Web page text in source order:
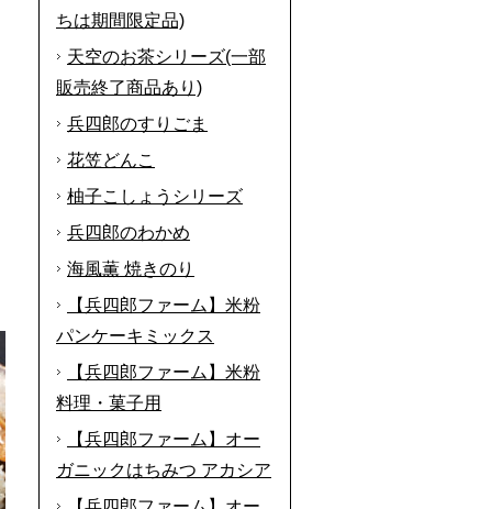
ちは期間限定品)
天空のお茶シリーズ(一部
販売終了商品あり)
兵四郎のすりごま
花笠どんこ
柚子こしょうシリーズ
兵四郎のわかめ
海風薫 焼きのり
【兵四郎ファーム】米粉
パンケーキミックス
【兵四郎ファーム】米粉
料理・菓子用
【兵四郎ファーム】オー
ガニックはちみつ アカシア